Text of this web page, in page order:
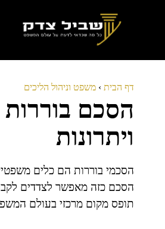
דף הבית › משפט וניהול הליכים
הסכם
ויתרונות
הסכמי בוררות הם כלים
הסכם כזה מאפשר לצדדים
תופס מקום מרכזי בעולם